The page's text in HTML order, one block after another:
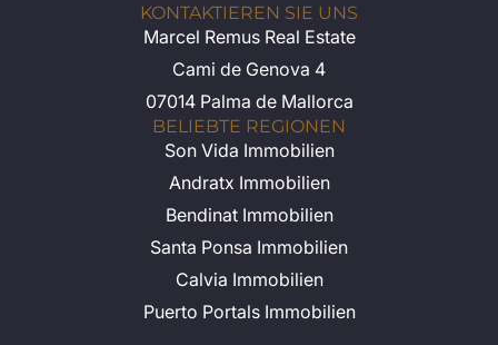
KONTAKTIEREN SIE UNS
Marcel Remus Real Estate
Cami de Genova 4
07014 Palma de Mallorca
BELIEBTE REGIONEN
Son Vida Immobilien
Andratx Immobilien
Bendinat Immobilien
Santa Ponsa Immobilien
Calvia Immobilien
Puerto Portals Immobilien